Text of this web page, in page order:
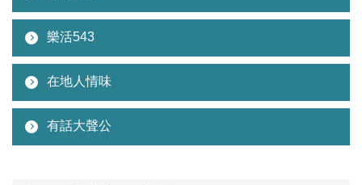
樂活543
在地人情味
有話大聲公